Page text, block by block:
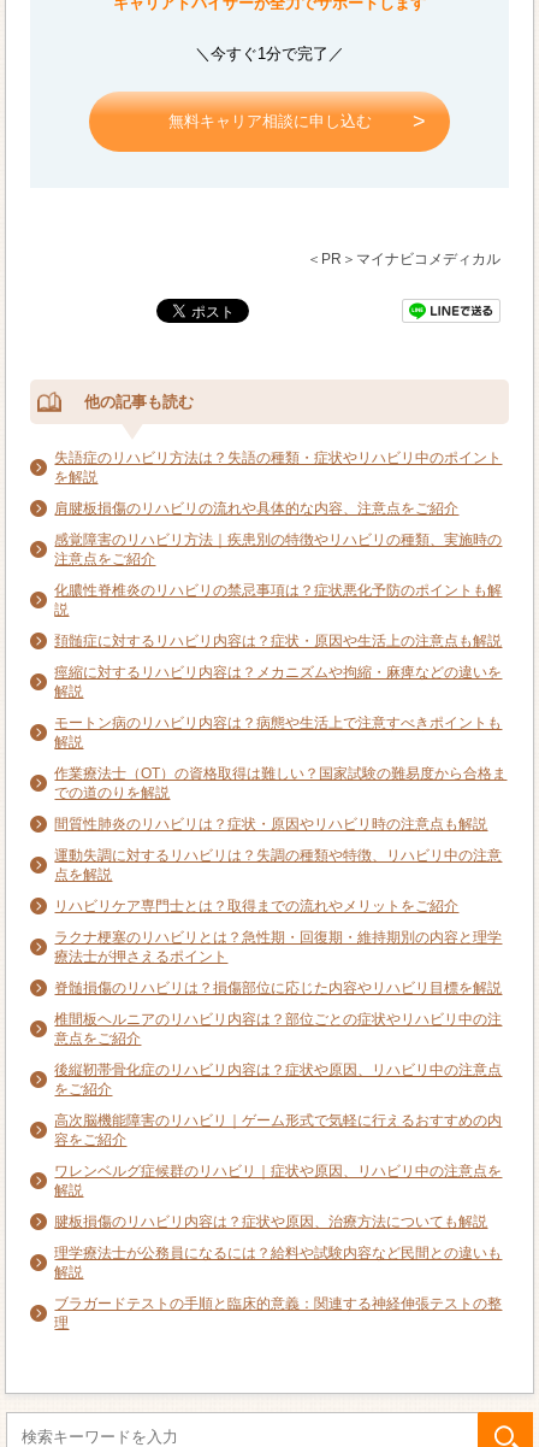
＼今すぐ1分で完了／
無料キャリア相談に申し込む
＜PR＞マイナビコメディカル
他の記事も読む
失語症のリハビリ方法は？失語の種類・症状やリハビリ中のポイント
を解説
肩腱板損傷のリハビリの流れや具体的な内容、注意点をご紹介
感覚障害のリハビリ方法｜疾患別の特徴やリハビリの種類、実施時の
注意点をご紹介
化膿性脊椎炎のリハビリの禁忌事項は？症状悪化予防のポイントも解
説
頚髄症に対するリハビリ内容は？症状・原因や生活上の注意点も解説
痙縮に対するリハビリ内容は？メカニズムや拘縮・麻痺などの違いを
解説
モートン病のリハビリ内容は？病態や生活上で注意すべきポイントも
解説
作業療法士（OT）の資格取得は難しい？国家試験の難易度から合格ま
での道のりを解説
間質性肺炎のリハビリは？症状・原因やリハビリ時の注意点も解説
運動失調に対するリハビリは？失調の種類や特徴、リハビリ中の注意
点を解説
リハビリケア専門士とは？取得までの流れやメリットをご紹介
ラクナ梗塞のリハビリとは？急性期・回復期・維持期別の内容と理学
療法士が押さえるポイント
脊髄損傷のリハビリは？損傷部位に応じた内容やリハビリ目標を解説
椎間板ヘルニアのリハビリ内容は？部位ごとの症状やリハビリ中の注
意点をご紹介
後縦靭帯骨化症のリハビリ内容は？症状や原因、リハビリ中の注意点
をご紹介
高次脳機能障害のリハビリ｜ゲーム形式で気軽に行えるおすすめの内
容をご紹介
ワレンベルグ症候群のリハビリ｜症状や原因、リハビリ中の注意点を
解説
腱板損傷のリハビリ内容は？症状や原因、治療方法についても解説
理学療法士が公務員になるには？給料や試験内容など民間との違いも
解説
ブラガードテストの手順と臨床的意義：関連する神経伸張テストの整
理